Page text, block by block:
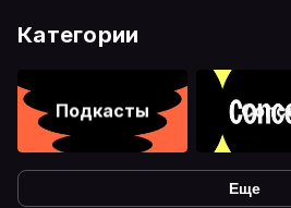
Категории
Подкасты
Еще